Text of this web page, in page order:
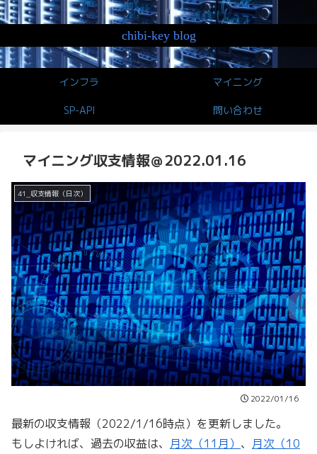
chibi-key blog
インフラ マイニング
SP-API 問い合わせ
マイニング収支情報＠2022.01.16
41_収支情報（日次）
2022/01/16
最新の収支情報（2022/1/16時点）を更新しました。
もしよければ、過去の収益は、 月次（11月） 、 月次（10